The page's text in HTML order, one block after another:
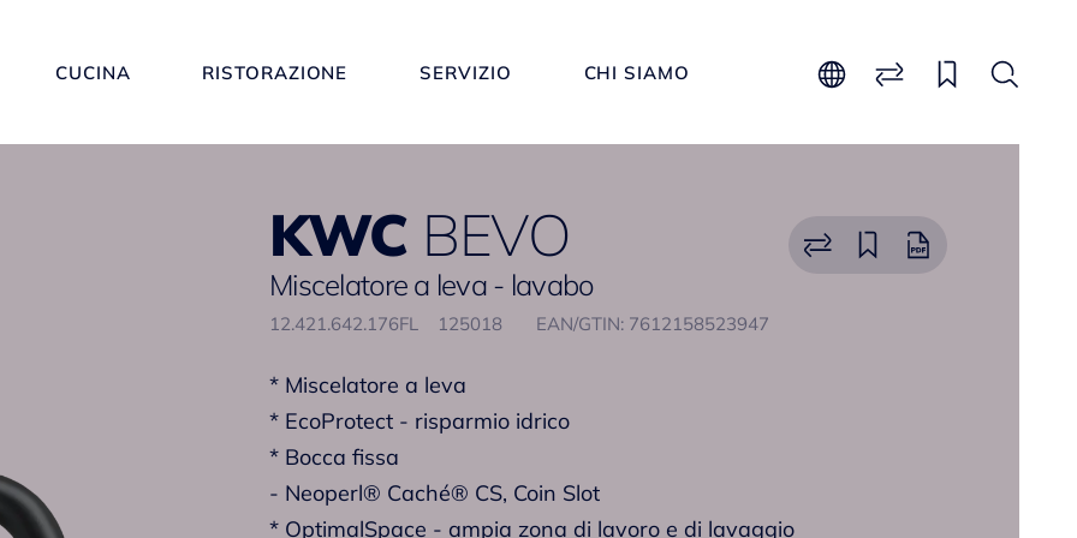
CUCINA RISTORAZIONE SERVIZIO CHI SIAMO
KWC BEVO
Miscelatore a leva - lavabo
12.421.642.176FL 125018 EAN/GTIN: 7612158523947
* Miscelatore a leva
* EcoProtect - risparmio idrico
* Bocca fissa
- Neoperl® Caché® CS, Coin Slot
* OptimalSpace - ampia zona di lavoro e di lavaggio